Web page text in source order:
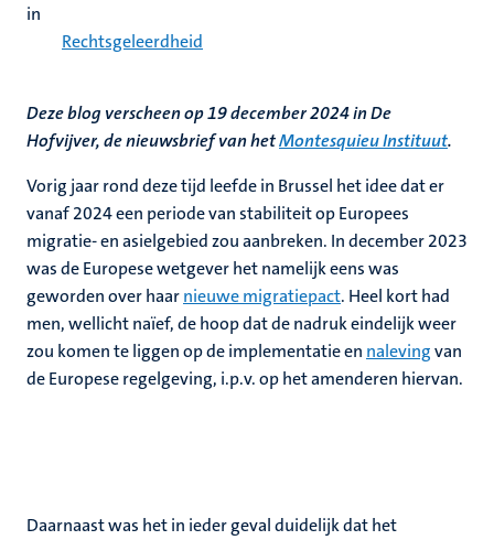
in
Rechtsgeleerdheid
Deze blog verscheen op 19 december 2024 in De
Hofvijver, de nieuwsbrief van hetMontesquieu Instituut.
Vorig jaar rond deze tijd leefde in Brussel het idee dat er
vanaf 2024 een periode van stabiliteit op Europees
migratie- en asielgebied zou aanbreken. In december 2023
was de Europese wetgever het namelijk eens was
geworden over haarnieuwe migratiepact. Heel kort had
men, wellicht naïef, de hoop dat de nadruk eindelijk weer
zou komen te liggen op de implementatie en nalevingvan
de Europese regelgeving, i.p.v. op het amenderen hiervan.
Daarnaast was het in ieder geval duidelijk dat het